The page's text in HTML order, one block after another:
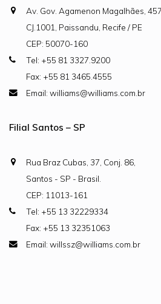
Av. Gov. Agamenon Magalhães,
CJ.1001, Paissandu, Recife / PE
CEP: 50070-160
Tel: +55 81 3327.9200
Fax: +55 81 3465.4555
Email: williams@williams.com.br
Filial Santos – SP
Rua Braz Cubas, 37, Conj. 86,
Santos - SP - Brasil.
CEP: 11013-161
Tel: +55 13 32229334
Fax: +55 13 32351063
Email: willssz@williams.com.br